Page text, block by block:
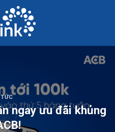
ngay ưu đãi khủng